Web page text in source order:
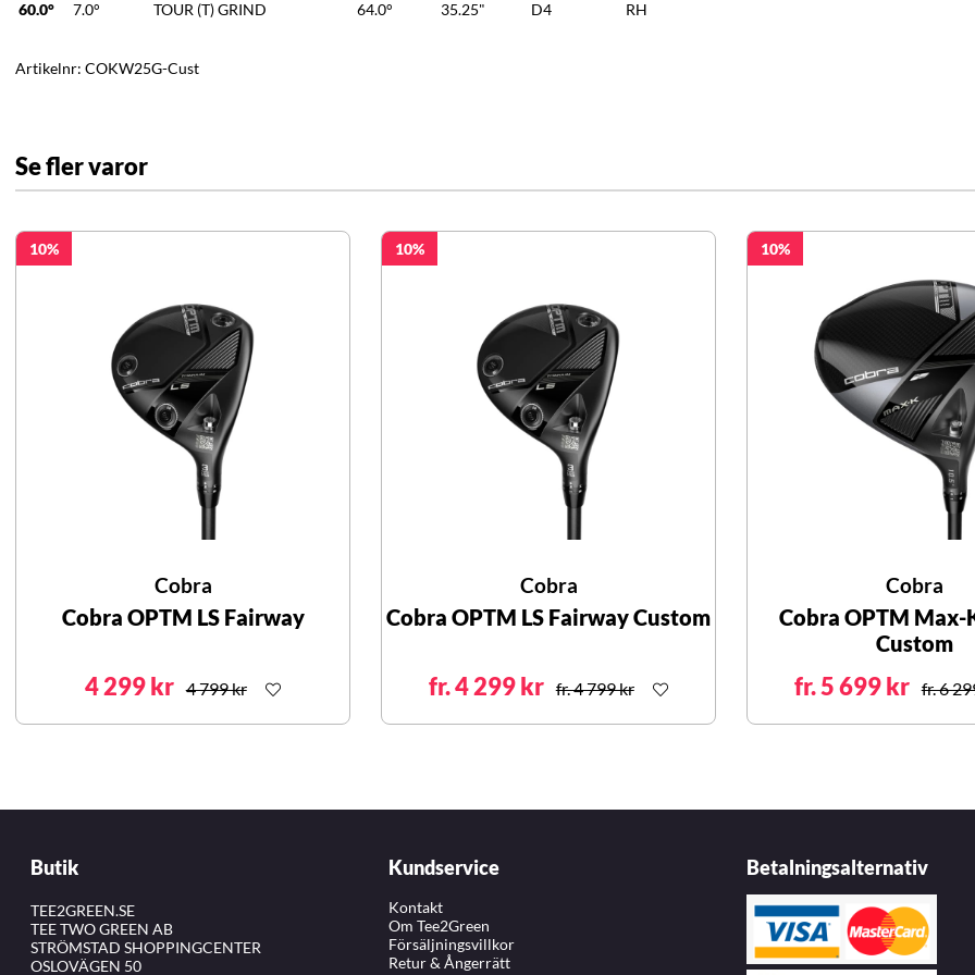
60.0° 7.0° TOUR (T) GRIND 64.0° 35.25" D4 RH
Artikelnr: COKW25G-Cust
Se fler varor
10
Cobra
Cobra OPTM LS Fairway
4 299 kr 4 799 kr
10
Cobra
Cobra OPTM LS Fairway Custom
fr. 4 299 kr fr. 4 799 kr
10
Cobra
Cobra OPTM Max-
Custom
fr. 5 699 kr fr. 6
Butik
TEE2GREEN.SE
TEE TWO GREEN AB
STRÖMSTAD SHOPPINGCENTER
OSLOVÄGEN 50
Kundservice
Kontakt
Om Tee2Green
Försäljningsvillkor
Retur & Ångerrätt
Betalningsalternativ